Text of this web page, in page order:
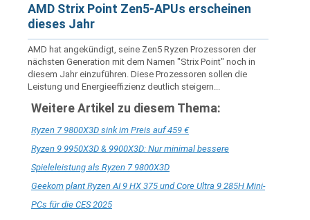
AMD Strix Point Zen5-APUs erscheinen
dieses Jahr
AMD hat angekündigt, seine Zen5 Ryzen Prozessoren der
nächsten Generation mit dem Namen "Strix Point" noch in
diesem Jahr einzuführen. Diese Prozessoren sollen die
Leistung und Energieeffizienz deutlich steigern...
Weitere Artikel zu diesem Thema:
Ryzen 7 9800X3D sink im Preis auf 459 €
Ryzen 9 9950X3D & 9900X3D: Nur minimal bessere
Spieleleistung als Ryzen 7 9800X3D
Geekom plant Ryzen AI 9 HX 375 und Core Ultra 9 285H Mini-
PCs für die CES 2025